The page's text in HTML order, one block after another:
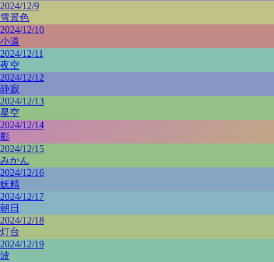
2024/12/9
雪景色
2024/12/10
小道
2024/12/11
夜空
2024/12/12
静寂
2024/12/13
星空
2024/12/14
影
2024/12/15
みかん
2024/12/16
妖精
2024/12/17
朝日
2024/12/18
灯台
2024/12/19
波